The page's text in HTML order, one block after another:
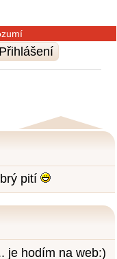
Přihlášení
pití
je hodím na web:)